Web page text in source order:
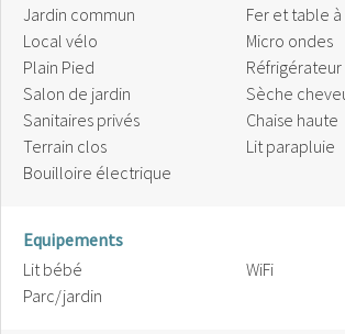
Jardin commun
Local vélo
Plain Pied
Salon de jardin
Sanitaires privés
Terrain clos
Bouilloire électrique
Fer et table
Micro ondes
Réfrigérateur
Sèche
Chaise haute
Lit parapluie
Equipements
Lit bébé
Parc/jardin
WiFi